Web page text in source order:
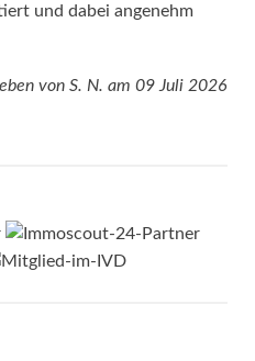
und dabei angenehm
von S. N. am 09 Juli 2026